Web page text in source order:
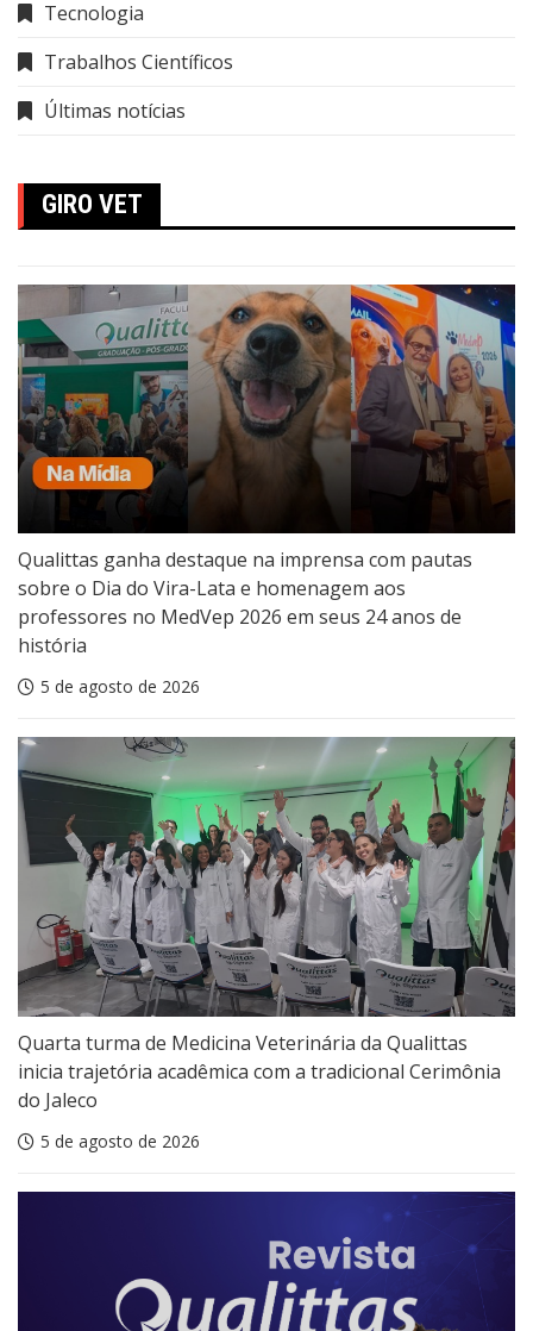
Tecnologia
Trabalhos Científicos
Últimas notícias
GIRO VET
Qualittas ganha destaque na imprensa com pautas
sobre o Dia do Vira-Lata e homenagem aos
professores no MedVep 2026 em seus 24 anos de
história
5 de agosto de 2026
Quarta turma de Medicina Veterinária da Qualittas
inicia trajetória acadêmica com a tradicional Cerimônia
do Jaleco
5 de agosto de 2026